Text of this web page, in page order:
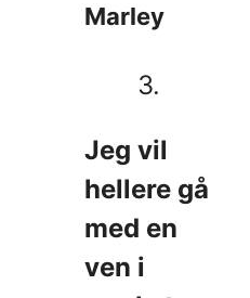
Marley
3.
Jeg vil
hellere gå
med en
ven i